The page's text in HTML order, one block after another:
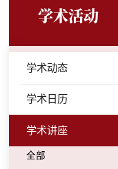
学术活动
学术动态
学术日历
学术讲座
全部